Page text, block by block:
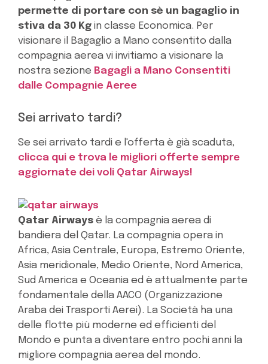
permette di portare con sè un bagaglio in
stiva da 30 Kg in classe Economica. Per
visionare il Bagaglio a Mano consentito dalla
compagnia aerea vi invitiamo a visionare la
nostra sezione Bagagli a Mano Consentiti
dalle Compagnie Aeree
Sei arrivato tardi?
Se sei arrivato tardi e l'offerta è già scaduta,
clicca qui e trova le migliori offerte sempre
aggiornate dei voli Qatar Airways!
Qatar Airways è la compagnia aerea di
bandiera del Qatar. La compagnia opera in
Africa, Asia Centrale, Europa, Estremo Oriente,
Asia meridionale, Medio Oriente, Nord America,
Sud America e Oceania ed è attualmente parte
fondamentale della AACO (Organizzazione
Araba dei Trasporti Aerei). La Società ha una
delle flotte più moderne ed efficienti del
Mondo e punta a diventare entro pochi anni la
migliore compagnia aerea del mondo.